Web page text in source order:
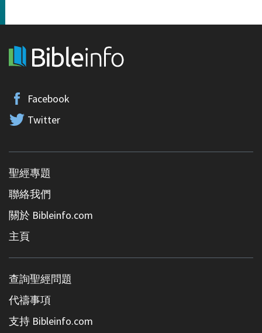
Facebook
Twitter
聖經專題
聯絡我們
關於 Bibleinfo.com
主頁
查詢聖經問題
代禱事項
支持 Bibleinfo.com